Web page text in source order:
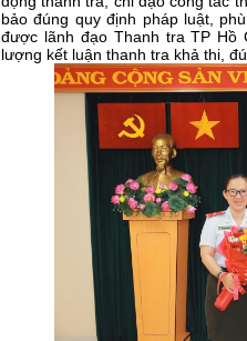
bảo đúng quy định pháp luật,
được lãnh đạo Thanh tra TP Hồ
lượng kết luận thanh tra khả thi,